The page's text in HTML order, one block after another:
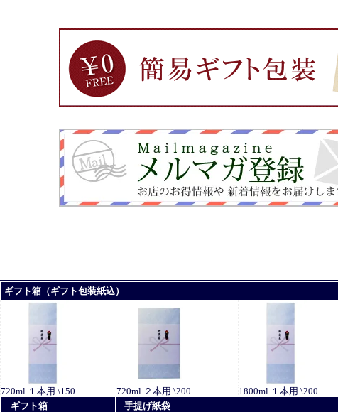
ギフト箱（ギフト包装紙込）
720ml １本用 \150 720ml ２本用 \200 1800ml １本用 \200
ギフト箱
手提げ紙袋